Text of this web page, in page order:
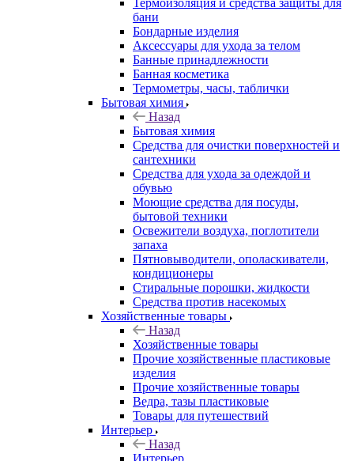
Термоизоляция и средства защиты для
бани
Бондарные изделия
Аксеcсуары для ухода за телом
Банные принадлежности
Банная косметика
Термометры, часы, таблички
Бытовая химия
Назад
Бытовая химия
Средства для очистки поверхностей и
сантехники
Средства для ухода за одеждой и
обувью
Моющие средства для посуды,
бытовой техники
Освежители воздуха, поглотители
запаха
Пятновыводители, ополаскиватели,
кондиционеры
Стиральные порошки, жидкости
Средства против насекомых
Хозяйственные товары
Назад
Хозяйственные товары
Прочие хозяйственные пластиковые
изделия
Прочие хозяйственные товары
Ведра, тазы пластиковые
Товары для путешествий
Интерьер
Назад
Интерьер